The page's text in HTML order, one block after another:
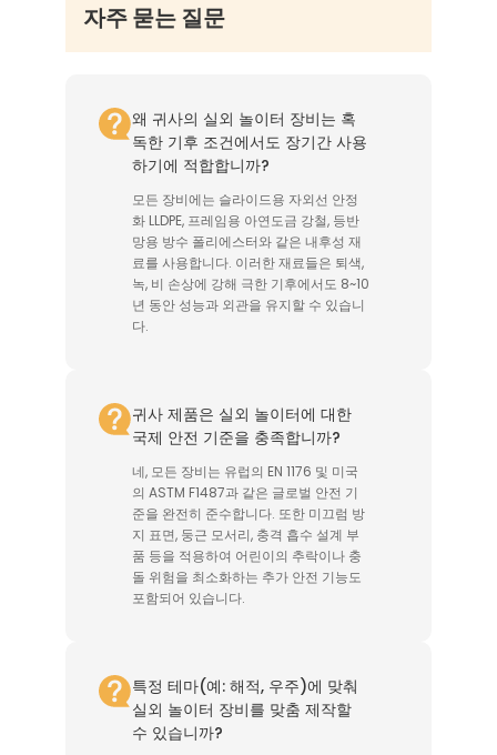
자주 묻는 질문
왜 귀사의 실외 놀이터 장비는 혹
독한 기후 조건에서도 장기간 사용
하기에 적합합니까?
모든 장비에는 슬라이드용 자외선 안정
화 LLDPE, 프레임용 아연도금 강철, 등반
망용 방수 폴리에스터와 같은 내후성 재
료를 사용합니다. 이러한 재료들은 퇴색,
녹, 비 손상에 강해 극한 기후에서도 8~10
년 동안 성능과 외관을 유지할 수 있습니
다.
귀사 제품은 실외 놀이터에 대한
국제 안전 기준을 충족합니까?
네, 모든 장비는 유럽의 EN 1176 및 미국
의 ASTM F1487과 같은 글로벌 안전 기
준을 완전히 준수합니다. 또한 미끄럼 방
지 표면, 둥근 모서리, 충격 흡수 설계 부
품 등을 적용하여 어린이의 추락이나 충
돌 위험을 최소화하는 추가 안전 기능도
포함되어 있습니다.
특정 테마(예: 해적, 우주)에 맞춰
실외 놀이터 장비를 맞춤 제작할
수 있습니까?